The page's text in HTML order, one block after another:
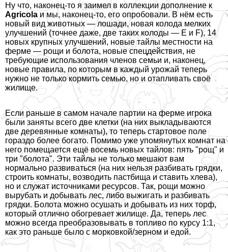
Ну что, наконец-то я заимел в коллекции дополнение к
Agricola и мы, наконец-то, его опробовали. В нём есть
новый вид животных — лошади, новая колода мелких
улучшений (точнее даже, две таких колоды — E и F), 14
новых крупных улучшений, новые тайлы местности на
ферме — рощи и болота, новые спецдействия, не
требующие использования члeнов семьи и, наконец,
новые правила, по которым в каждый урожай теперь
нужно не только кормить семью, но и отапливать своё
жилище.
Если раньше в самом начале партии на ферме игрока
были заняты всего две клетки (на них выкладываются
две деревянные комнаты), то теперь стартовое поле
гораздо более богато. Помимо уже упомянутых комнат на
него помещается ещё восемь новых тайлов: пять "рощ" и
три "болота". Эти тайлы не только мешают вам
нормально развиваться (на них нельзя разбивать грядки,
строить комнаты, возводить пастбища и ставить хлева),
но и служат источниками ресурсов. Так, рощи можно
вырубать и добывать лес, либо выжигать и разбивать
грядки. Болота можно осушать и добывать из них торф,
который отлично обогревает жилище. Да, теперь лес
можно всегда преобразовывать в топливо по курсу 1:1,
как это раньше было с морковкой/зерном и едой.